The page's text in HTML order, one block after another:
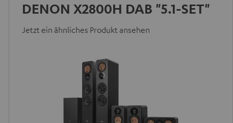
DENON X2800H DAB "5.1-SET"
Jetzt ein ähnliches Produkt ansehen